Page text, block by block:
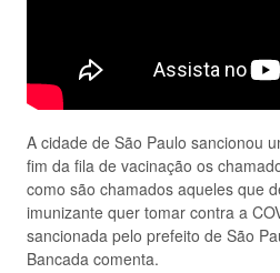
A cidade de São Paulo sancionou
fim da fila de vacinação os
como são chamados aqueles que
imunizante quer tomar contra a
sancionada pelo prefeito de São
Bancada comenta.